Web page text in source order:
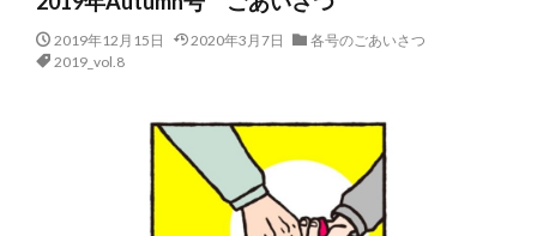
2019年12月15日 2020年3月7日
各号のごあいさつ
2019_vol.8
2022_vol.19
2023_vol.20
2024_vol.21
2024_vol.22
パリ日本文化会館
フランス
メディア出演
中国の和室事情
中小企業基盤整備機構
全国襖工業会
商工組合中央金庫
小野章子